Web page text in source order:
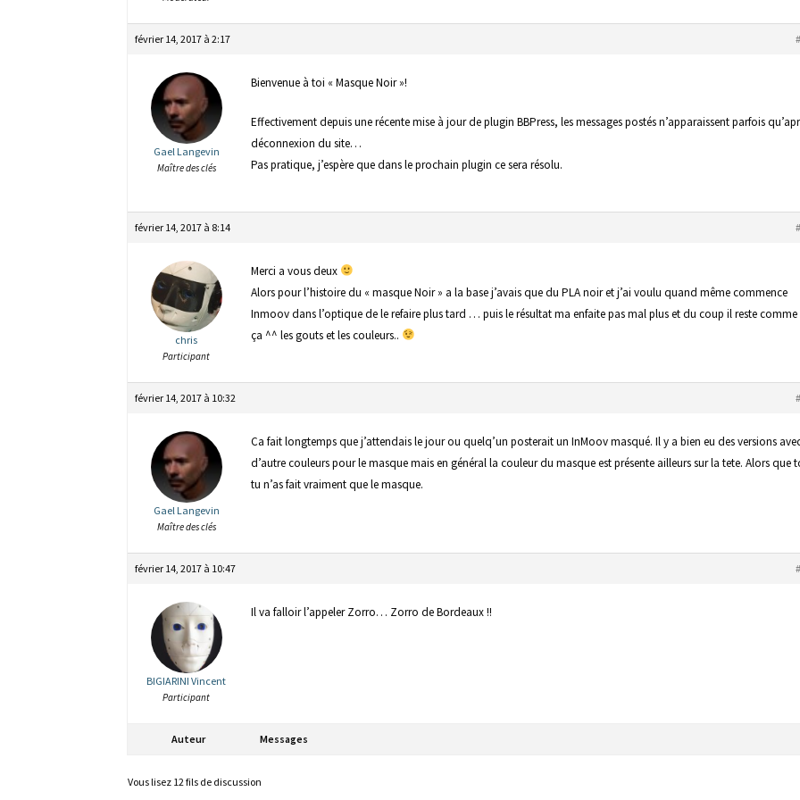
février 14, 2017 à 2:17
Gael Langevin
Maître des clés
Bienvenue à toi « Masque Noir »!
Effectivement depuis une récente mise à jour de plugin BBPress, les messages postés n’apparaissent parfois
déconnexion du site…
Pas pratique, j’espère que dans le prochain plugin ce sera résolu.
février 14, 2017 à 8:14
chris
Participant
Merci a vous deux
Alors pour l’histoire du « masque Noir » a la base j’avais que du PLA noir et j’ai voulu quand même commence
Inmoov dans l’optique de le refaire plus tard … puis le résultat ma enfaite pas mal plus et du coup il reste comme
ça ^^ les gouts et les couleurs..
février 14, 2017 à 10:32
Gael Langevin
Maître des clés
Ca fait longtemps que j’attendais le jour ou quelq’un posterait un InMoov masqué. Il y a bien eu des versions
d’autre couleurs pour le masque mais en général la couleur du masque est présente ailleurs sur la tete. Alors que
tu n’as fait vraiment que le masque.
février 14, 2017 à 10:47
BIGIARINI Vincent
Participant
Il va falloir l’appeler Zorro… Zorro de Bordeaux !!
Auteur Messages
Vous lisez 12 fils de discussion